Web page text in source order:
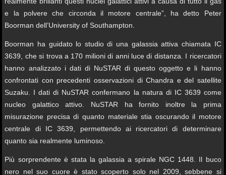
e la polvere che circonda il motore centrale”, ha detto Peter
Boorman dell’University of Southampton.
Boorman ha guidato lo studio di una galassia attiva chiamata IC
3639, che si trova a 170 milioni di anni luce di distanza. I ricercatori
hanno analizzato i dati di NuSTAR di questo oggetto e li hanno
confrontati con precedenti osservazioni di Chandra e del satellite
Suzaku. I dati di NuSTAR confermano la natura di IC 3639 come
nucleo galattico attivo. NuSTAR ha fornito inoltre la prima
misurazione precisa di quanto materiale stia oscurando il motore
centrale di IC 3639, permettendo ai ricercatori di determinare
quanto sia realmente luminoso.
Più sorprendente è stata la galassia a spirale NGC 1448. Il buco
nero nel suo cuore è stato scoperto solo nel 2009, sebbene si